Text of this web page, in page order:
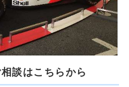
談はこちらから